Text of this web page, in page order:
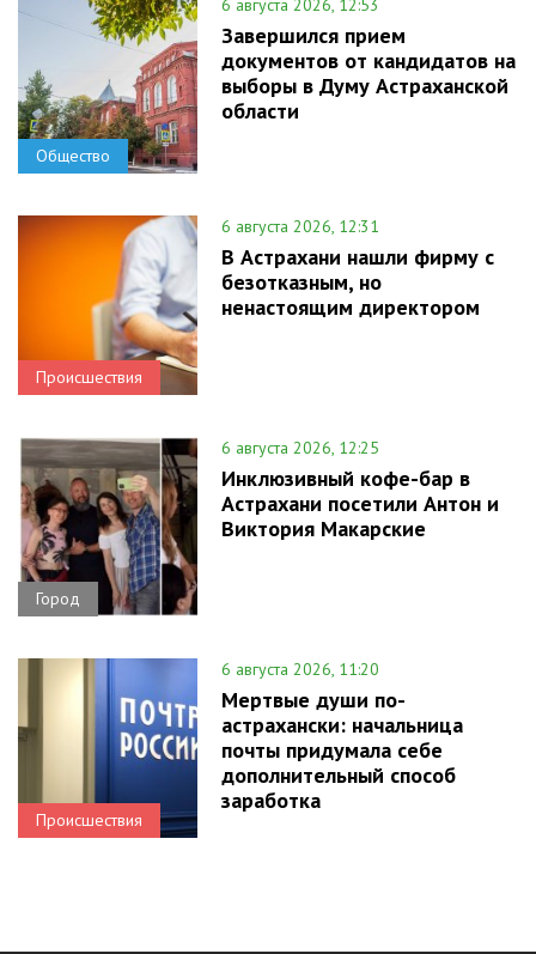
Общество
6 августа 2026, 12:53
Завершился прием
документов от кандидатов на
выборы в Думу Астраханской
области
Происшествия
6 августа 2026, 12:31
В Астрахани нашли фирму с
безотказным, но
ненастоящим директором
Город
6 августа 2026, 12:25
Инклюзивный кофе-бар в
Астрахани посетили Антон и
Виктория Макарские
Происшествия
6 августа 2026, 11:20
Мертвые души по-
астрахански: начальница
почты придумала себе
дополнительный способ
заработка